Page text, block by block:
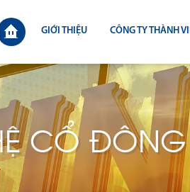
GIỚI THIỆU CÔNG TY THÀNH
CỔ ĐÔNG